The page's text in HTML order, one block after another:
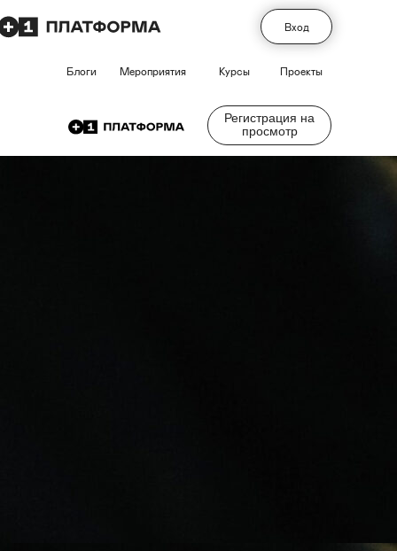
Курсы
Мероприятия Проекты
Блоги
Вход
Регистрация на
просмотр